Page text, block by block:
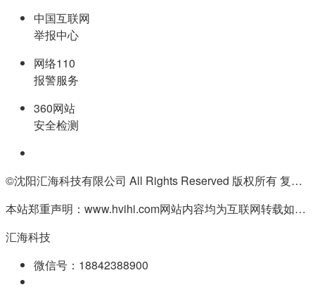
中国互联网
举报中心
网络110
报警服务
360网站
安全检测
©沈阳汇海科技有限公司 All Rights Reserved 版权所有 复制必究
本站郑重声明：www.hvihi.com网站内容均为互联网转载如有侵权请联系QQ:55506560删除
汇海科技
微信号：18842388900